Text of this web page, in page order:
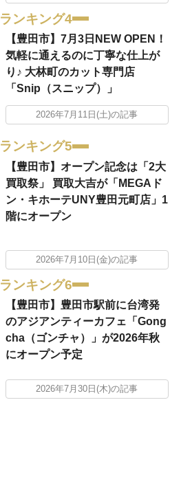
ランキング4
【豊田市】7月3日NEW OPEN！
気軽に通えるのに丁寧な仕上が
り♪ 大林町のカット専門店
「Snip（スニップ）」
2026年7月11日(土)の記事
ランキング5
【豊田市】オープン記念は「2大
買取祭」 買取大吉が「MEGAド
ン・キホーテUNY豊田元町店」1
階にオープン
2026年7月10日(金)の記事
ランキング6
【豊田市】豊田市駅前に台湾発
のアジアンティーカフェ「Gong
cha（ゴンチャ）」が2026年秋
にオープン予定
2026年7月30日(木)の記事